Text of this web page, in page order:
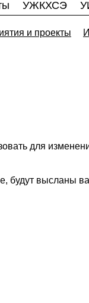
УЖКХСЭ
и проекты
для
будут высланы